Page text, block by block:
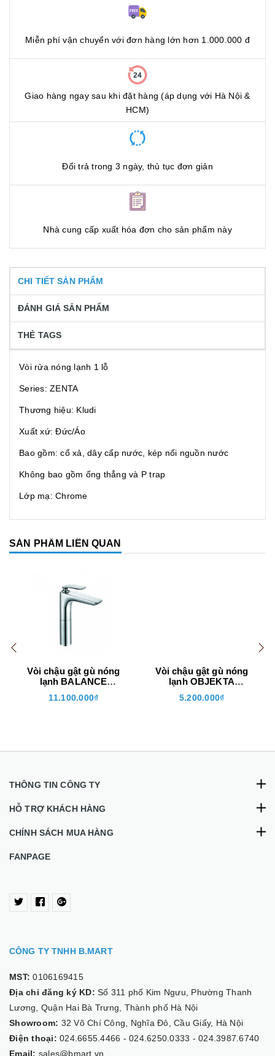
Miễn phí vận chuyển với đơn hàng lớn hơn 1.000.000 đ
Giao hàng ngay sau khi đặt hàng (áp dụng với Hà Nội &
HCM)
Đổi trả trong 3 ngày, thủ tục đơn giản
Nhà cung cấp xuất hóa đơn cho sản phẩm này
CHI TIẾT SẢN PHẨM
ĐÁNH GIÁ SẢN PHẨM
THẺ TAGS
Vòi rửa nóng lạnh 1 lỗ
Series: ZENTA
Thương hiệu: Kludi
Xuất xứ: Đức/Áo
Bao gồm: cổ xả, dây cấp nước, kép nối nguồn nước
Không bao gồm ống thẳng và P trap
Lớp mạ: Chrome
SẢN PHẨM LIÊN QUAN
Vòi chậu gật gù nóng
lạnh BALANCE
11.100.000₫
Vòi chậu gật gù nóng
lạnh OBJEKTA
5.200.000₫
THÔNG TIN CÔNG TY
HỖ TRỢ KHÁCH HÀNG
CHÍNH SÁCH MUA HÀNG
FANPAGE
CÔNG TY TNHH B.MART
MST:0106169415
Địa chỉ đăng ký KD: Số 311 phố Kim Ngưu, Phường Thanh
Lương, Quận Hai Bà Trưng, Thành phố Hà Nội
Showroom: 32 Võ Chí Công, Nghĩa Đô, Cầu Giấy, Hà Nội
Điện thoại: 024.6655.4466 - 024.6250.0333 - 024.3987.6740
Email: sales@bmart.vn